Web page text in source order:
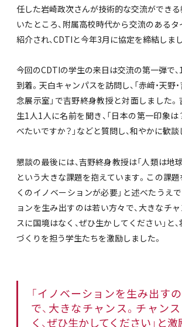
任した岩崎政次さんが技術的な交流ができ
いたところ、附属高校時代から交流のある
紹介され、CDTIと今年3月に協定を締結しまし
今回のCDTIの学生の来日は交流の第一弾で
到着。天白キャンパスを訪問し、「赤﨑・天野
念展示室」で吉野終身教授と対面しました
生1人1人に名前を聞き、「日本の第一印象は
べたいですか？」などと質問し、和やかに歓談
懇談の最後には、吉野終身教授は「人類は地
という大きな課題を抱えています。この課
くのイノベーションが必要」と述べたうえ
ョンを生み出すのは若い方々で、大きなチ
スに国境はなく、ぜひ生かしてください」と
づくりを担う学生たちを激励しました。
「イノベーションを生み出す
で、大きなチャンス。チャン
く、ぜひ生かしてください」と激